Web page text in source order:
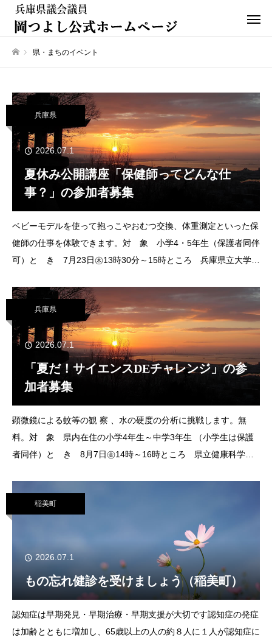
県・まちのイベント
兵庫県
2026.07.1
夏休み公開講座「保健師ってどんな仕
事？」の参加者募集
ベビーモデルを使って抱っこやおむつ交換、体重測定といった保
健師の仕事を体験できます。対 象 小学4・5年生（保護者同伴
可）と き 7月23日㊍13時30分～15時ところ 兵庫県立大学明
7月10日
兵庫県
2026.07.1
「夏だ！サイエンスDEチャレンジ」の参
加者募集
顕微鏡による蚊等の観 察 、水の硬度の分析に挑戦します。無
料。対 象 県内在住の小学4年生～中学3年生 （小学生は保護
者同伴）と き 8月7日㊎14時～16時ところ 県立健康科学研
稲美町
2026.07.1
もの忘れ健診を受けましょう（稲美町）
認知症は早期発見・早期治療・早期支援が大切です認知症の発症
は加齢とともに増加し、65歳以上の人の約８人に１人が認知症に